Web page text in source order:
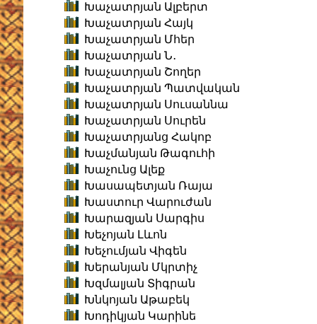
Խաչատրյան Ալբերտ
Խաչատրյան Հայկ
Խաչատրյան Մհեր
Խաչատրյան Ն․
Խաչատրյան Շողեր
Խաչատրյան Պատվական
Խաչատրյան Սուսաննա
Խաչատրյան Սուրեն
Խաչատրյանց Հակոբ
Խաչմանյան Թագուհի
Խաչունց Ալեք
Խասապետյան Ռայա
Խաստուր Վարուժան
Խարազյան Սարգիս
Խեչոյան Լևոն
Խեչումյան Վիգեն
Խերանյան Մկրտիչ
Խզմալյան Տիգրան
Խնկոյան Աթաբեկ
Խոդիկյան Կարինե